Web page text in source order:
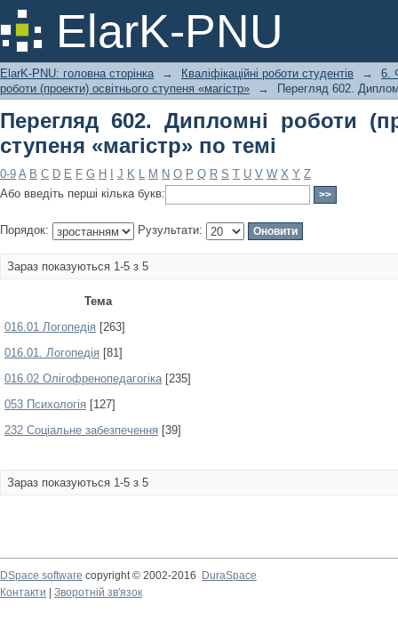
ElarK-PNU
Перегляд 602. Дипломні роботи
темі
ElarK-PNU: головна сторінка → Кваліфікаційні роботи студентів →
6.
роботи (проекти) освітнього ступеня «магістр»
→ Перегляд 602.
Перегляд 602. Дипломні роботи
ступеня «магістр» по темі
0-9 A B C D E F G H J K L M N O P Q R S T U V W X Y Z
Або введіть перші кілька букв:
Порядок: Рузультати:
Зараз показуються 1-5 з 5
Тема
016.01 Логопедія [263]
016.01. Логопедія [81]
016.02 Олігофренопедагогіка[235]
053 Психологія [127]
232 Соціальне забезпечення [39]
Зараз показуються 1-5 з 5
DSpace software copyright © 2002-2016
DuraSpace
Контакти
Зворотній зв'язок